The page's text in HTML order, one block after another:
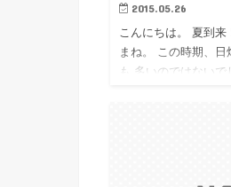
2015.05.26
こんにちは。 夏到
まね。 この時期、
も 多いのではない